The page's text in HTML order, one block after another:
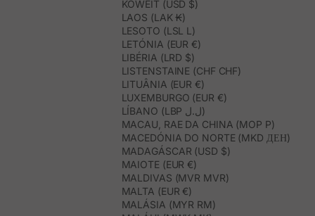
KOWEIT (USD $)
LAOS (LAK ₭)
LESOTO (LSL L)
LETÓNIA (EUR €)
LIBÉRIA (LRD $)
LISTENSTAINE (CHF CHF)
LITUÂNIA (EUR €)
LUXEMBURGO (EUR €)
LÍBANO (LBP ل.ل)
MACAU, RAE DA CHINA (MOP P)
MACEDÓNIA DO NORTE (MKD ДЕН)
MADAGÁSCAR (USD $)
MAIOTE (EUR €)
MALDIVAS (MVR MVR)
MALTA (EUR €)
MALÁSIA (MYR RM)